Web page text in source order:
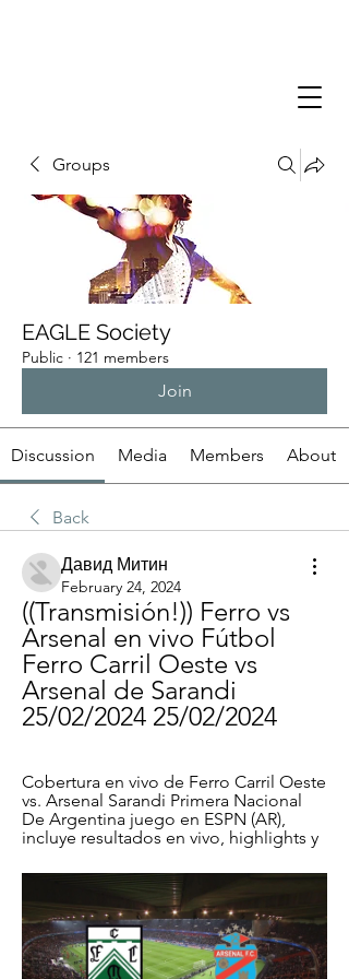
Groups
EAGLE Society
Public · 121 members
Join
Discussion Media Members About
Back
Давид Митин
February 24, 2024
((Transmisión!)) Ferro vs
Arsenal en vivo Fútbol
Ferro Carril Oeste vs
Arsenal de Sarandi
25/02/2024 25/02/2024
Cobertura en vivo de Ferro Carril Oeste
vs. Arsenal Sarandi Primera Nacional
De Argentina juego en ESPN (AR),
incluye resultados en vivo, highlights y